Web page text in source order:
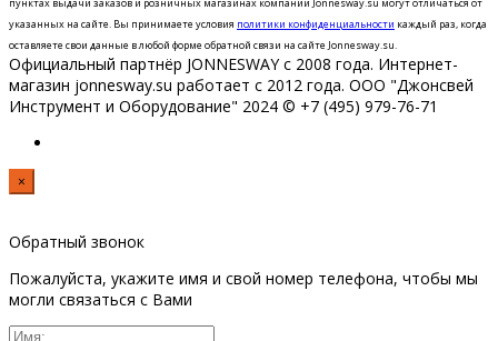
указанных на сайте. Вы принимаете условия политики конфиденциальности каждый раз, когда
оставляете свои данные в любой форме обратной связи на сайте Jonnesway.su.
Официальный партнёр JONNESWAY с 2008 года. Интернет-
магазин jonnesway.su работает с 2012 года. ООО "Джонсвей
Инструмент и Оборудование" 2024 © +7 (495) 979-76-71
×
Обратный звонок
Пожалуйста, укажите имя и свой номер телефона, чтобы мы
могли связаться с Вами